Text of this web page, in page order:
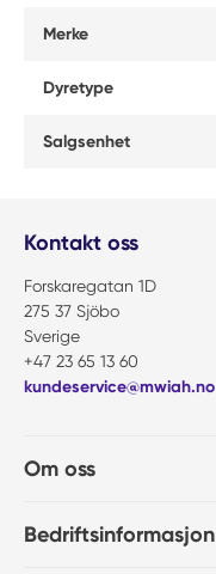
Merke
Dyretype
Salgsenhet
Kontakt oss
Forskaregatan 1D
275 37 Sjöbo
Sverige
+47 23 65 13 60
kundeservice@mwiah.no
Om oss
Bedriftsinformasjon